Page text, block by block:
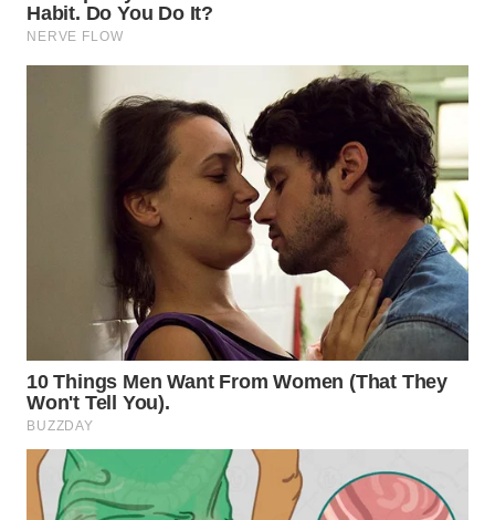
WN
PAKPAK
KARAWANG
DEPOK
WN
TAPANULI
UTARA